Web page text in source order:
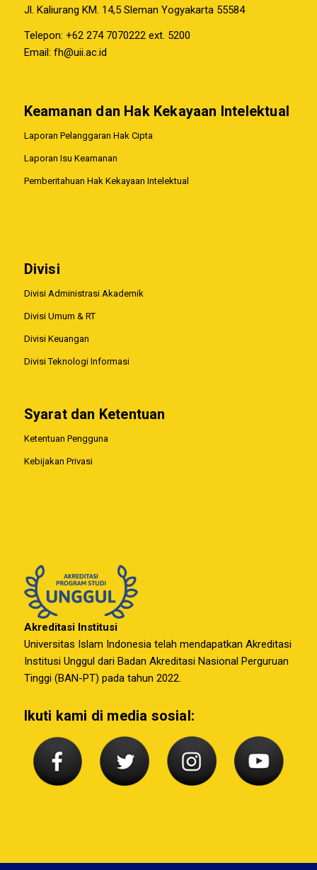
Jl. Kaliurang KM. 14,5 Sleman Yogyakarta 55584
Telepon: +62 274 7070222 ext. 5200
Email: fh@uii.ac.id
Keamanan dan Hak Kekayaan Intelektual
Laporan Pelanggaran Hak Cipta
Laporan Isu Keamanan
Pemberitahuan Hak Kekayaan Intelektual
Divisi
Divisi Administrasi Akademik
Divisi Umum & RT
Divisi Keuangan
Divisi Teknologi Informasi
Syarat dan Ketentuan
Ketentuan Pengguna
Kebijakan Privasi
Akreditasi Institusi
Universitas Islam Indonesia telah mendapatkan Akreditasi
Institusi Unggul dari Badan Akreditasi Nasional Perguruan
Tinggi (BAN-PT) pada tahun 2022.
Ikuti kami di media sosial: